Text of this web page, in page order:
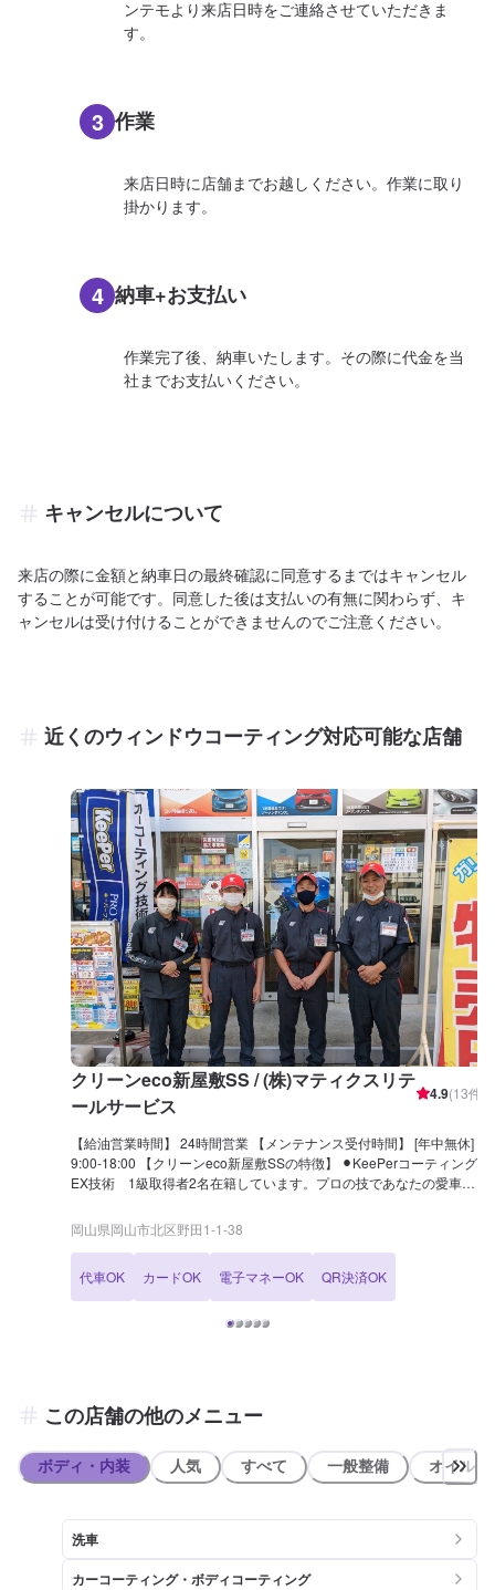
ンテモより来店日時をご連絡させていただきま
す。
3 作業
来店日時に店舗までお越しください。作業に取り
掛かります。
4 納車+お支払い
作業完了後、納車いたします。その際に代金を当
社までお支払いください。
キャンセルについて
来店の際に金額と納車日の最終確認に同意するまではキャンセル
することが可能です。同意した後は支払いの有無に関わらず、キ
ャンセルは受け付けることができませんのでご注意ください。
近くのウィンドウコーティング対応可能な店舗
クリーンeco新屋敷SS / (株)マティクスリテ
ールサービス
4.9(13件)
【給油営業時間】 24時間営業 【メンテナンス受付時間】 [年中無休]
9:00-18:00 【クリーンeco新屋敷SSの特徴】 ⚫︎KeePerコーティング
EX技術 1級取得者2名在籍しています。プロの技であなたの愛車を
お任せください。 ⚫︎当店には洗車機のご用意もございます。 ⚫︎代車無
料貸出ありますので、安心してお任せ下さい。ご希望の場合はネット
います。是非ご相談下さい。 ⚫︎当店では車輌の販売、買取、査定や自
動車保険代理店としての対応も行なっております！ 【国家資格保持者
が在籍】 ⚫︎当店には2級整備士1名が在籍しています。車のメンテナン
クラッチが滑るなど、メカニカルトラブルなどもお気軽にご相談くだ
さいませ！
岡山県岡山市北区野田1-1-38
代車OK カードOK 電子マネーOK QR決済OK
この店舗の他のメニュー
ボディ・内装 人気 すべて 一般整備 オイル類
洗車
カーコーティング・ボディコーティング